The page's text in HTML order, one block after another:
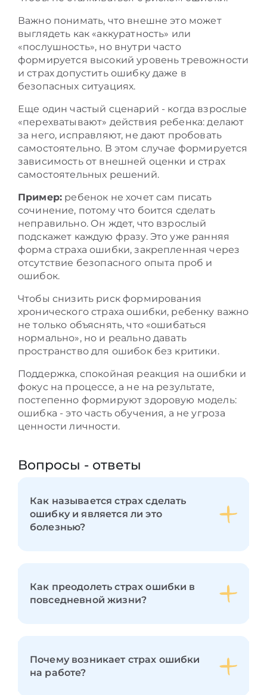
Важно понимать, что внешне это может
выглядеть как «аккуратность» или
«послушность», но внутри часто
формируется высокий уровень тревожности
и страх допустить ошибку даже в
безопасных ситуациях.
Еще один частый сценарий - когда взрослые
«перехватывают» действия ребенка: делают
за него, исправляют, не дают пробовать
самостоятельно. В этом случае формируется
зависимость от внешней оценки и страх
самостоятельных решений.
Пример: ребенок не хочет сам писать
сочинение, потому что боится сделать
неправильно. Он ждет, что взрослый
подскажет каждую фразу. Это уже ранняя
форма страха ошибки, закрепленная через
отсутствие безопасного опыта проб и
ошибок.
Чтобы снизить риск формирования
хронического страха ошибки, ребенку важно
не только объяснять, что «ошибаться
нормально», но и реально давать
пространство для ошибок без критики.
Поддержка, спокойная реакция на ошибки и
фокус на процессе, а не на результате,
постепенно формируют здоровую модель:
ошибка - это часть обучения, а не угроза
ценности личности.
Вопросы - ответы
Как называется страх сделать
ошибку и является ли это
болезнью?
Как преодолеть страх ошибки в
повседневной жизни?
Почему возникает страх ошибки
на работе?